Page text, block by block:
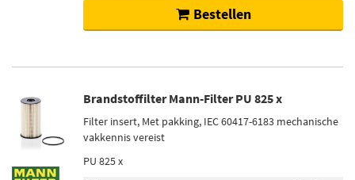
Bestellen
Brandstoffilter Mann-Filter PU 825 x
Filter insert, Met pakking, IEC 60417-6183 mechanische
vakkennis vereist
PU 825 x